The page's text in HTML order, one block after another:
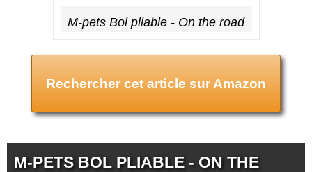
M-pets Bol pliable - On the road
Rechercher cet article sur Amazon
M-PETS BOL PLIABLE - ON THE